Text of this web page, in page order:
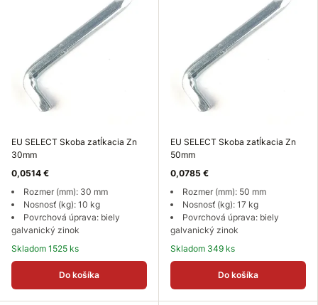
EU SELECT Skoba zatĺkacia Zn
30mm
0,0514 €
Rozmer (mm): 30 mm
Nosnosť (kg): 10 kg
Povrchová úprava: biely
galvanický zinok
Skladom 1525 ks
Do košíka
EU SELECT Skoba zatĺkacia Zn
50mm
0,0785 €
Rozmer (mm): 50 mm
Nosnosť (kg): 17 kg
Povrchová úprava: biely
galvanický zinok
Skladom 349 ks
Do košíka